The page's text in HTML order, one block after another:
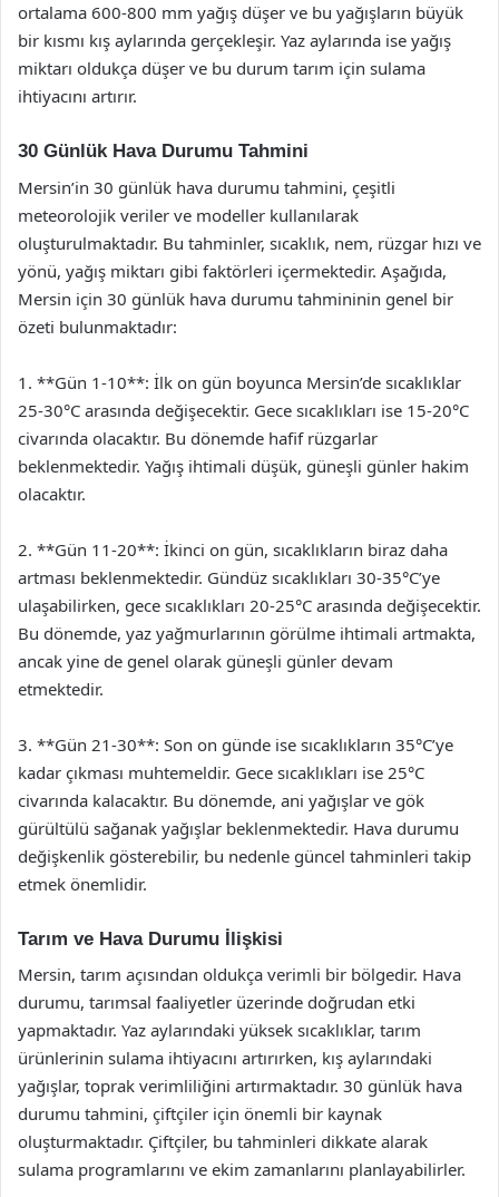
ortalama 600-800 mm yağış düşer ve bu yağışların büyük
bir kısmı kış aylarında gerçekleşir. Yaz aylarında ise yağış
miktarı oldukça düşer ve bu durum tarım için sulama
ihtiyacını artırır.
30 Günlük Hava Durumu Tahmini
Mersin’in 30 günlük hava durumu tahmini, çeşitli
meteorolojik veriler ve modeller kullanılarak
oluşturulmaktadır. Bu tahminler, sıcaklık, nem, rüzgar hızı ve
yönü, yağış miktarı gibi faktörleri içermektedir. Aşağıda,
Mersin için 30 günlük hava durumu tahmininin genel bir
özeti bulunmaktadır:
1. **Gün 1-10**: İlk on gün boyunca Mersin’de sıcaklıklar
25-30°C arasında değişecektir. Gece sıcaklıkları ise 15-20°C
civarında olacaktır. Bu dönemde hafif rüzgarlar
beklenmektedir. Yağış ihtimali düşük, güneşli günler hakim
olacaktır.
2. **Gün 11-20**: İkinci on gün, sıcaklıkların biraz daha
artması beklenmektedir. Gündüz sıcaklıkları 30-35°C’ye
ulaşabilirken, gece sıcaklıkları 20-25°C arasında değişecektir.
Bu dönemde, yaz yağmurlarının görülme ihtimali artmakta,
ancak yine de genel olarak güneşli günler devam
etmektedir.
3. **Gün 21-30**: Son on günde ise sıcaklıkların 35°C’ye
kadar çıkması muhtemeldir. Gece sıcaklıkları ise 25°C
civarında kalacaktır. Bu dönemde, ani yağışlar ve gök
gürültülü sağanak yağışlar beklenmektedir. Hava durumu
değişkenlik gösterebilir, bu nedenle güncel tahminleri takip
etmek önemlidir.
Tarım ve Hava Durumu İlişkisi
Mersin, tarım açısından oldukça verimli bir bölgedir. Hava
durumu, tarımsal faaliyetler üzerinde doğrudan etki
yapmaktadır. Yaz aylarındaki yüksek sıcaklıklar, tarım
ürünlerinin sulama ihtiyacını artırırken, kış aylarındaki
yağışlar, toprak verimliliğini artırmaktadır. 30 günlük hava
durumu tahmini, çiftçiler için önemli bir kaynak
oluşturmaktadır. Çiftçiler, bu tahminleri dikkate alarak
sulama programlarını ve ekim zamanlarını planlayabilirler.